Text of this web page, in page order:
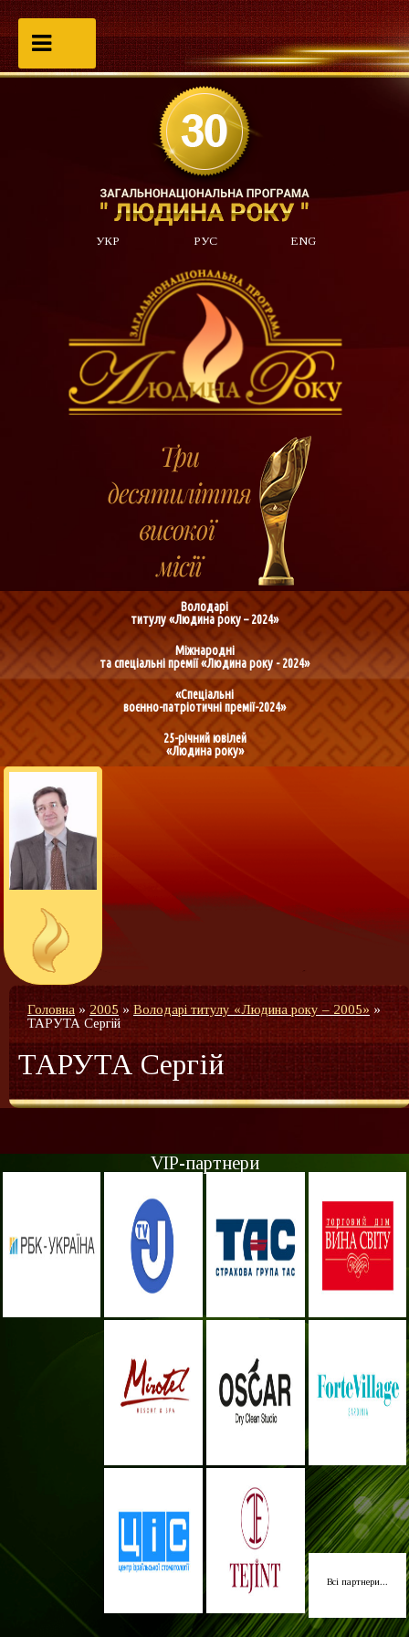
УКР РУС ENG
Володарі
титулу «Людина року – 2024»
Міжнародні
та спеціальні премії «Людина року - 2024»
«Спеціальні
воєнно-патріотичні премії-2024»
25-річний ювілей
«Людина року»
Головна »2005»Володарі титулу «Людина року – 2005» »
ТАРУТА Сергій
ТАРУТА Сергій
VIP-партнери
Всі партнери...